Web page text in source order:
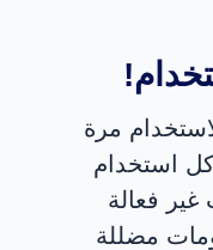
مرة
استخدام
غير فعالة
مضللة